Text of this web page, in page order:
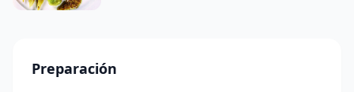
Preparación